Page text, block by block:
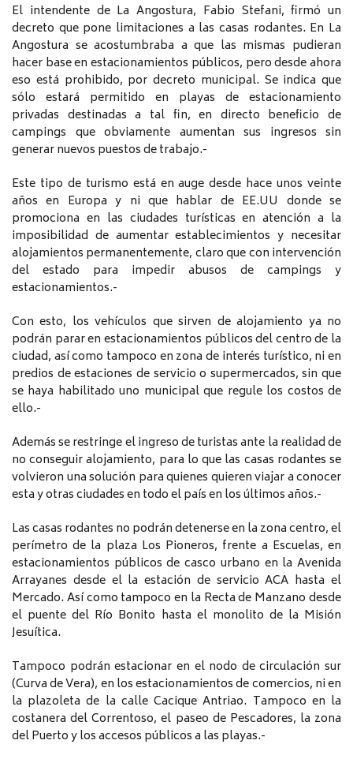
El intendente de La Angostura, Fabio Stefani, firmó un
decreto que pone limitaciones a las casas rodantes. En La
Angostura se acostumbraba a que las mismas pudieran
hacer base en estacionamientos públicos, pero desde ahora
eso está prohibido, por decreto municipal. Se indica que
sólo estará permitido en playas de estacionamiento
privadas destinadas a tal fin, en directo beneficio de
campings que obviamente aumentan sus ingresos sin
generar nuevos puestos de trabajo.-
Este tipo de turismo está en auge desde hace unos veinte
años en Europa y ni que hablar de EE.UU donde se
promociona en las ciudades turísticas en atención a la
imposibilidad de aumentar establecimientos y necesitar
alojamientos permanentemente, claro que con intervención
del estado para impedir abusos de campings y
estacionamientos.-
Con esto, los vehículos que sirven de alojamiento ya no
podrán parar en estacionamientos públicos del centro de la
ciudad, así como tampoco en zona de interés turístico, ni en
predios de estaciones de servicio o supermercados, sin que
se haya habilitado uno municipal que regule los costos de
ello.-
Además se restringe el ingreso de turistas ante la realidad de
no conseguir alojamiento, para lo que las casas rodantes se
volvieron una solución para quienes quieren viajar a conocer
esta y otras ciudades en todo el país en los últimos años.-
Las casas rodantes no podrán detenerse en la zona centro, el
perímetro de la plaza Los Pioneros, frente a Escuelas, en
estacionamientos públicos de casco urbano en la Avenida
Arrayanes desde el la estación de servicio ACA hasta el
Mercado. Así como tampoco en la Recta de Manzano desde
el puente del Río Bonito hasta el monolito de la Misión
Jesuítica.
Tampoco podrán estacionar en el nodo de circulación sur
(Curva de Vera), en los estacionamientos de comercios, ni en
la plazoleta de la calle Cacique Antriao. Tampoco en la
costanera del Correntoso, el paseo de Pescadores, la zona
del Puerto y los accesos públicos a las playas.-